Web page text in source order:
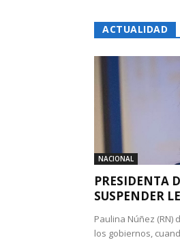
ACTUALIDAD
NACIONAL
PRESIDENTA
SUSPENDER
Paulina Núñez (RN)
los gobiernos,